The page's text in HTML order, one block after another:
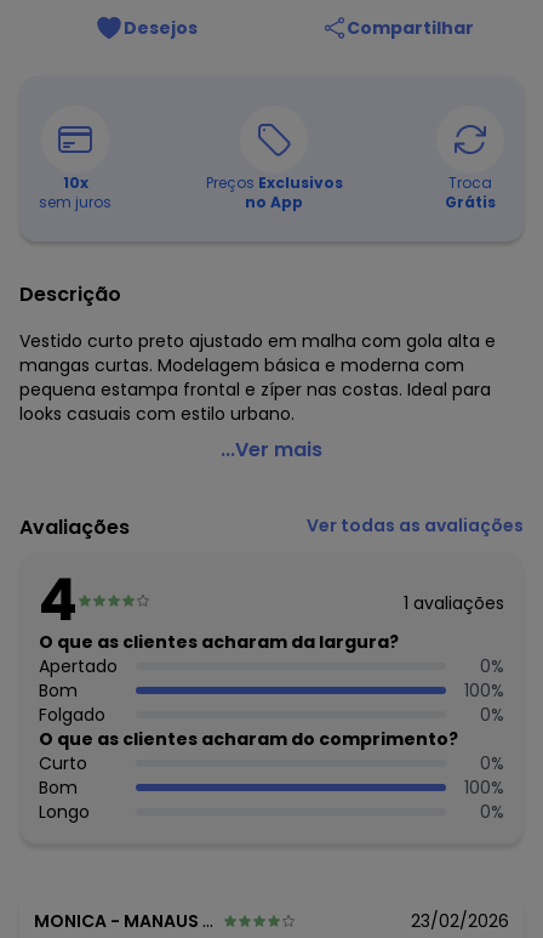
Desejos Compartilhar
10x
sem juros
Preços Exclusivos
no App
Troca
Grátis
Descrição
Vestido curto preto ajustado em malha com gola alta e
mangas curtas. Modelagem básica e moderna com
pequena estampa frontal e zíper nas costas. Ideal para
looks casuais com estilo urbano.
Colcci - Vestido Marrom
Modelagem: Justa
Modelo: Tubinho
Modelo da Manga: Regata
Comprimento: Curto
Forro: Não
Cinto: Não Acompanha
Fornecedor: AMC TEXTIL LTDA / CNPJ 75.364.570/0007-55
Feito: Brasil
Cuidados para conservação do produto: Temperatura
Máxima De Lavagem 40°C. Processo Normal Não Alvejar
Não Secar Em Tambor Secagem Em Varal À Sombra
Temperatura Máxima Da Base Do Ferro De 150°C Não
Histórico de preços
...Ver mais
Avaliações Ver todas as avaliações
4 1 avaliações
O que as clientes acharam da largura?
Apertado
0%
Bom
100%
Folgado
0%
O que as clientes acharam do comprimento?
Curto
0%
Bom
100%
Longo
0%
MONICA - MANAUS - AM 23/02/2026